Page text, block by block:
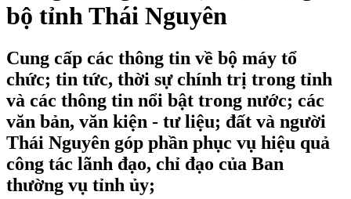
bộ tỉnh Thái Nguyên
Cung cấp các thông tin về bộ máy tổ
chức; tin tức, thời sự chính trị trong tỉnh
và các thông tin nổi bật trong nước; các
văn bản, văn kiện - tư liệu; đất và người
Thái Nguyên góp phần phục vụ hiệu quả
công tác lãnh đạo, chỉ đạo của Ban
thường vụ tỉnh ủy;